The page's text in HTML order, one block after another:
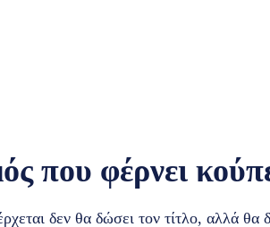
που φέρνει
δεν θα δώσει τον τίτλο, αλλά θα